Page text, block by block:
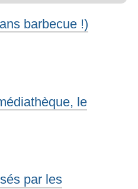
barbecue !)
le
par les